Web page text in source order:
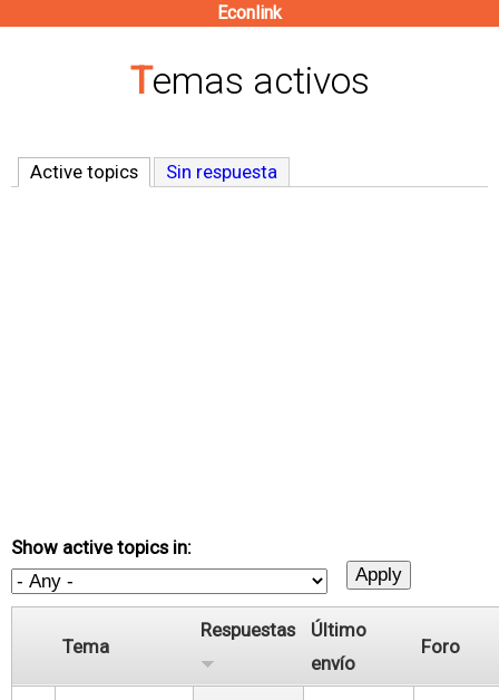
contenido
Econlink
Temas activos
Active topics (solapa activa)
Sin respuesta
Show active topics in:
Tema
Respuestas
Último
envío
Foro